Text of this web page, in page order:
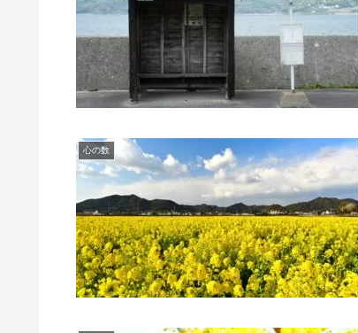
心の数